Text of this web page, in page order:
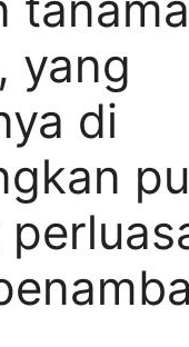
yang
di